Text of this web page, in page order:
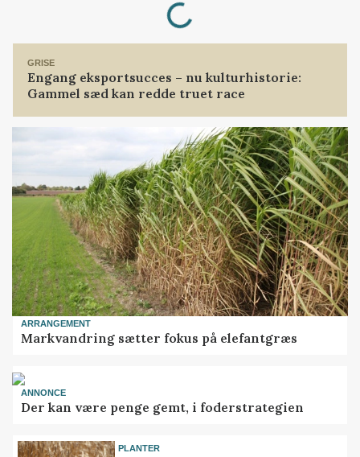
Loading...
GRISE
Engang eksportsucces – nu kulturhistorie:
Gammel sæd kan redde truet race
ARRANGEMENT
Markvandring sætter fokus på elefantgræs
ANNONCE
Der kan være penge gemt, i foderstrategien
PLANTER